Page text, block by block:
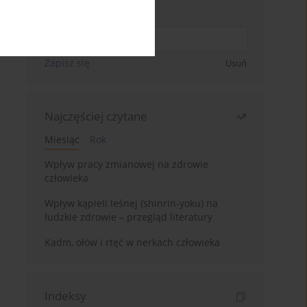
Zapisz się Usuń
Najczęściej czytane
Miesiąc
Rok
Wpływ pracy zmianowej na zdrowie
człowieka
Wpływ kąpieli leśnej (shinrin-yoku) na
ludzkie zdrowie – przegląd literatury
Kadm, ołów i rtęć w nerkach człowieka
Indeksy